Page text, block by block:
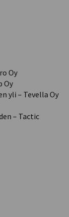
Oy
Oy
yli – Tevella Oy
– Tactic